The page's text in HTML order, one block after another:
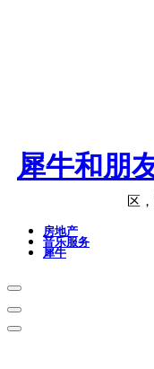
犀牛和朋
区
房地产
音乐服务
犀牛